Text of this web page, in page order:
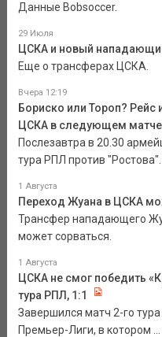
Данные Bobsoccer.
29 Июля
ЦСКА и новый
Еще о трансферах ЦСКА.
Вчера 12:19
Бориско или Тороп? Рейс
ЦСКА в следующем матче
Послезавтра в 20.30
тура РПЛ против "Ростова".
1 Августа
Переход Жуана в ЦСКА
Трансфер нападающего
может сорваться.
1 Августа
ЦСКА не смог победить
тура РПЛ, 1:1
Завершился матч 2-го
Премьер-Лиги, в котором ...